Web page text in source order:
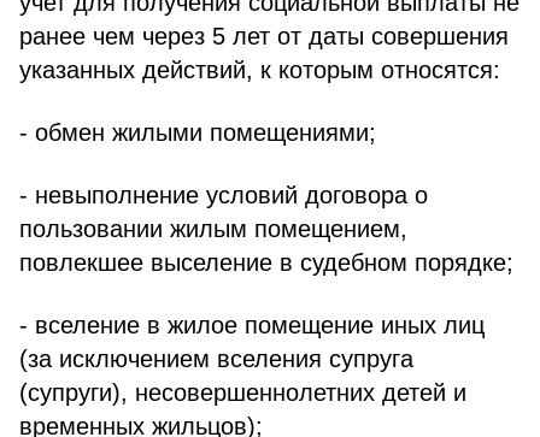
ранее чем через 5 лет от даты совершения
указанных действий, к которым относятся:
- обмен жилыми помещениями;
- невыполнение условий договора о
пользовании жилым помещением,
повлекшее выселение в судебном порядке;
- вселение в жилое помещение иных лиц
(за исключением вселения супруга
(супруги), несовершеннолетних детей и
временных жильцов);